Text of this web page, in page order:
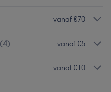
vanaf €70
(4) vanaf €5
vanaf €10